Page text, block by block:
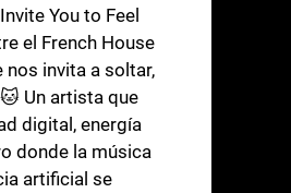
You to Feel
el French House
nos invita a soltar,
Un artista que
digital, energía
donde la música
artificial se